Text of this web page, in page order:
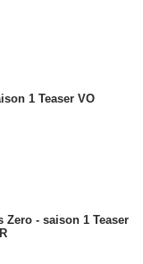
1 Teaser VO
Zero - saison 1 Teaser